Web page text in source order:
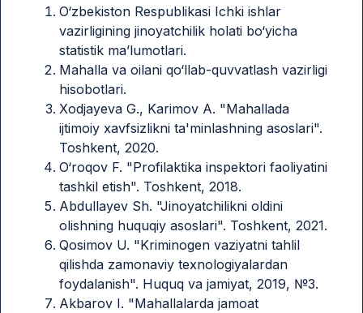
O‘zbekiston Respublikasi Ichki ishlar
vazirligining jinoyatchilik holati bo‘yicha
statistik ma’lumotlari.
Mahalla va oilani qo‘llab-quvvatlash vazirligi
hisobotlari.
Xodjayeva G., Karimov A. "Mahallada
ijtimoiy xavfsizlikni ta'minlashning asoslari".
Toshkent, 2020.
O‘roqov F. "Profilaktika inspektori faoliyatini
tashkil etish". Toshkent, 2018.
Abdullayev Sh. "Jinoyatchilikni oldini
olishning huquqiy asoslari". Toshkent, 2021.
Qosimov U. "Kriminogen vaziyatni tahlil
qilishda zamonaviy texnologiyalardan
foydalanish". Huquq va jamiyat, 2019, №3.
Akbarov I. "Mahallalarda jamoat